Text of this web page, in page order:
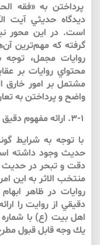
پرداختن به «فقه
ديدگاه حديثي آيت
است. در اين محور
گرفته كه مهم‌‌ترين
روايات مجمل،
محتواي روايات بر
مشتمل بر امور خارق
واضح و پرداختن به
۳-۱. ارائه مفهوم دقيق از روايات مجمل
با توجه به شرايط
حديث وجود داشته
دقت و تبحر در حديث
منتخب الاثر به اين
روايات در ظاهر
دقيقي از روايت را
اهل بيت (ع) با
يك وجه قابل قبول مطرح